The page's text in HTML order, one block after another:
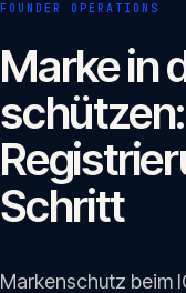
Über uns
Leistungen
Portfolio
FOUNDER OPERATIONS
Marke in
Schritt
Markenschutz beim